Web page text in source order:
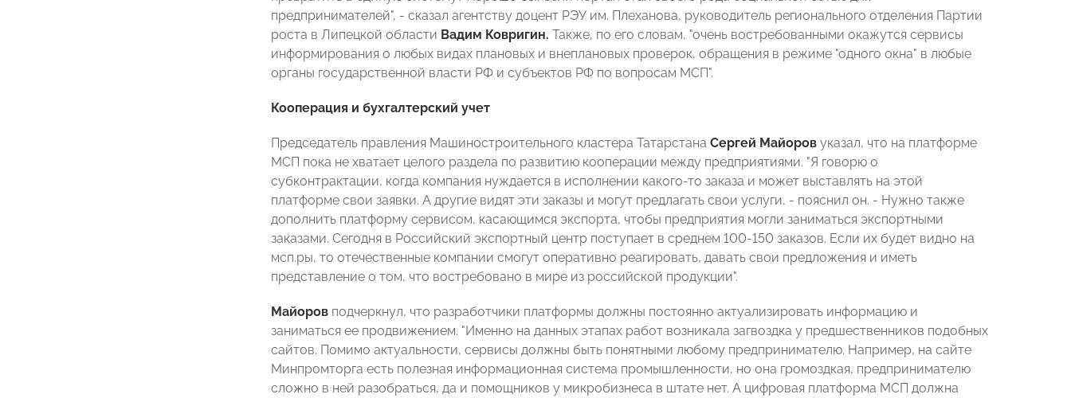
предпринимателей", - сказал агентству доцент РЭУ им. Плеханова, руководитель регионального отделения Партии
роста в Липецкой области Вадим Ковригин. Также, по его словам, "очень востребованными окажутся сервисы
информирования о любых видах плановых и внеплановых проверок, обращения в режиме "одного окна" в любые
органы государственной власти РФ и субъектов РФ по вопросам МСП".
Кооперация и бухгалтерский учет
Председатель правления Машиностроительного кластера Татарстана Сергей Майоров указал, что на платформе
МСП пока не хватает целого раздела по развитию кооперации между предприятиями. "Я говорю о
субконтрактации, когда компания нуждается в исполнении какого-то заказа и может выставлять на этой
платформе свои заявки. А другие видят эти заказы и могут предлагать свои услуги, - пояснил он. - Нужно также
дополнить платформу сервисом, касающимся экспорта, чтобы предприятия могли заниматься экспортными
заказами. Сегодня в Российский экспортный центр поступает в среднем 100-150 заказов. Если их будет видно на
мсп.ры, то отечественные компании смогут оперативно реагировать, давать свои предложения и иметь
представление о том, что востребовано в мире из российской продукции".
Майоров подчеркнул, что разработчики платформы должны постоянно актуализировать информацию и
заниматься ее продвижением. "Именно на данных этапах работ возникала загвоздка у предшественников подобных
сайтов. Помимо актуальности, сервисы должны быть понятными любому предпринимателю. Например, на сайте
Минпромторга есть полезная информационная система промышленности, но она громоздкая, предпринимателю
сложно в ней разобраться, да и помощников у микробизнеса в штате нет. А цифровая платформа МСП должна